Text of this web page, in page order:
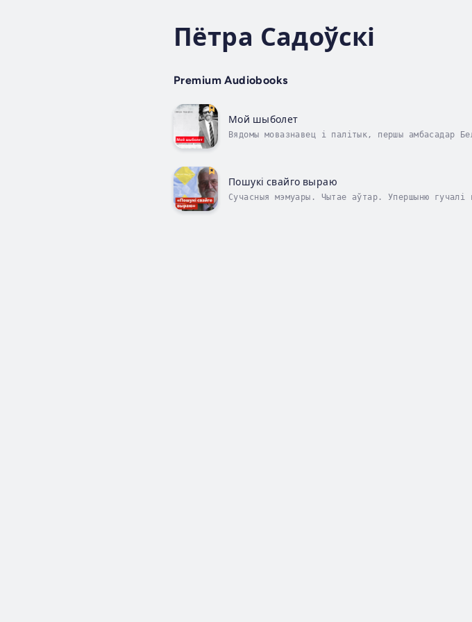
Пётра Садоўскі
Premium Audiobooks
Мой шыболет
Вядомы мовазнавец і палітык, першы амбасадар
Пошукі свайго выраю
Cучасныя мэмуары. Чытае аўтар. Упершыню